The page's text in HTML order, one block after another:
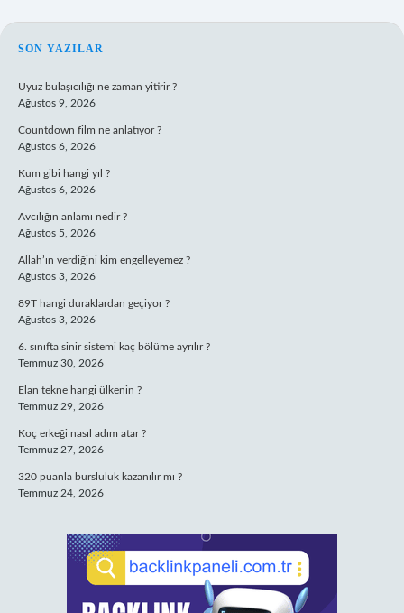
SIDEBAR
SON YAZILAR
Uyuz bulaşıcılığı ne zaman yitirir ?
Ağustos 9, 2026
Countdown film ne anlatıyor ?
Ağustos 6, 2026
Kum gibi hangi yıl ?
Ağustos 6, 2026
Avcılığın anlamı nedir ?
Ağustos 5, 2026
Allah’ın verdiğini kim engelleyemez ?
Ağustos 3, 2026
89T hangi duraklardan geçiyor ?
Ağustos 3, 2026
6. sınıfta sinir sistemi kaç bölüme ayrılır ?
Temmuz 30, 2026
Elan tekne hangi ülkenin ?
Temmuz 29, 2026
Koç erkeği nasıl adım atar ?
Temmuz 27, 2026
320 puanla bursluluk kazanılır mı ?
Temmuz 24, 2026